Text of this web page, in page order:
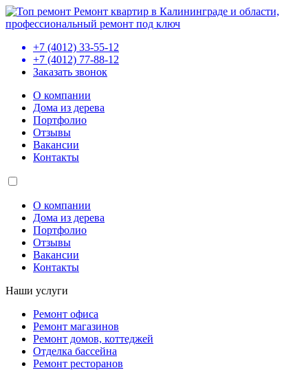
Ремонт квартир в Калининграде и области,
профессиональный ремонт под ключ
+7 (4012) 33-55-12
+7 (4012) 77-88-12
Заказать звонок
О компании
Дома из дерева
Портфолио
Отзывы
Вакансии
Контакты
О компании
Дома из дерева
Портфолио
Отзывы
Вакансии
Контакты
Наши услуги
Ремонт офиса
Ремонт магазинов
Ремонт домов, коттеджей
Отделка бассейна
Ремонт ресторанов